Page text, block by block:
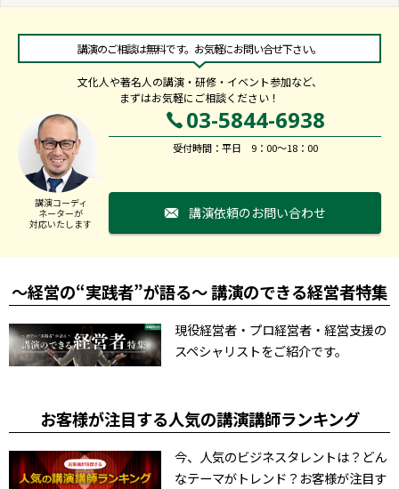
講演のご相談は無料です。お気軽にお問い合せ下さい。
文化人や著名人の講演・研修・イベント参加など、
まずはお気軽にご相談ください！
講演コーディ
ネーターが
対応いたします
03-5844-6938
受付時間：平日 9：00～18：00
講演依頼のお問い合わせ
～経営の“実践者”が語る～ 講演のできる経営者特集
現役経営者・プロ経営者・経営支援の
スペシャリストをご紹介です。
お客様が注目する人気の講演講師ランキング
今、人気のビジネスタレントは？どん
なテーマがトレンド？お客様が注目す